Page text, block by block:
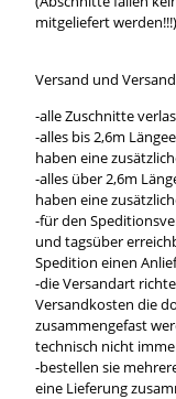
mitgeliefert werden!!!)
Versand und
-alle Zuschnitte
-alles bis 2,6m
haben eine
-alles über 2,6m
haben eine
-für den
und tagsüber
Spedition einen
-die Versandart
Versandkosten die
zusammengefast
technisch nicht
-bestellen sie
eine Lieferung